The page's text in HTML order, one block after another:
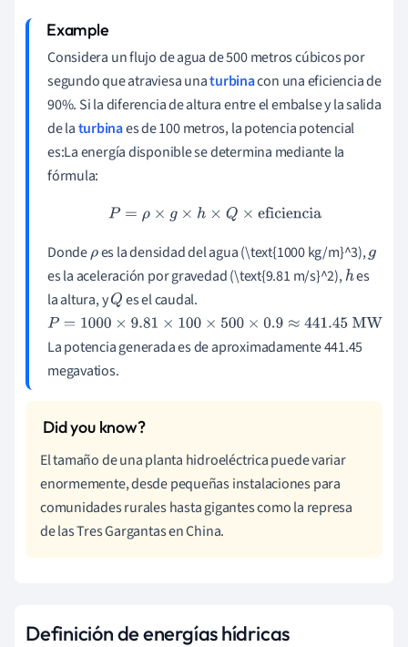
Considera un flujo de agua de 500 metros cúbicos por
segundo que atraviesa unaturbinacon una eficiencia de
90%. Si la diferencia de altura entre el embalse y la salida
de laturbinaes de 100 metros, la potencia potencial
es:La energía disponible se determina mediante la
fórmula:
P=ρ× g× h× Q× eficiencia
Dondeρes la densidad del agua (\text{1000 kg/m}^3),g
es la aceleración por gravedad (\text{9.81 m/s}^2),hes
la altura, yQ es el caudal.
P= 1000×9.81× 100× 500×0.9 ≈441.45MW
La potencia generada es de aproximadamente 441.45
megavatios.
El tamaño de una planta hidroeléctrica puede variar
enormemente, desde pequeñas instalaciones para
comunidades rurales hasta gigantes como la represa
de las Tres Gargantas en China.
Definición de energías hídricas